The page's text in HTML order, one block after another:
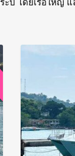
ะบี่ โดยเรือใหญ่